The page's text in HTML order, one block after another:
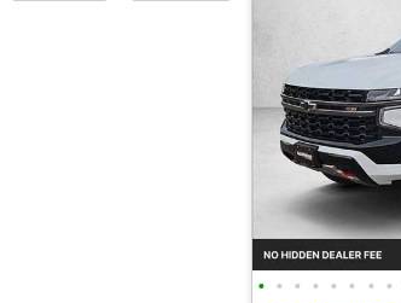
• • • • • • • •